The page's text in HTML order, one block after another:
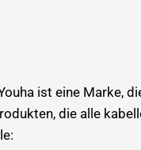
ist eine Marke,
die alle